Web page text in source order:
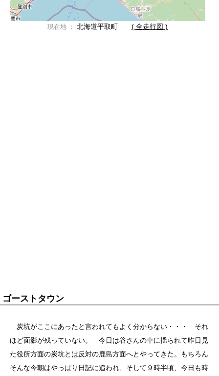
現在地 ： 北海道平取町 ( 全走行図 )
ゴーストタウン
炭坑がここにあったと言われてもよく分からない・・・ それ
ほど面影が残っていない。 今日は谷さんの車に揺られて昨日見
た役所方面の炭坑とは反対の鹿島方面へとやってきた。もちろん
そんな今朝はやっぱり日記に追われ、そして９時半頃、今日も時